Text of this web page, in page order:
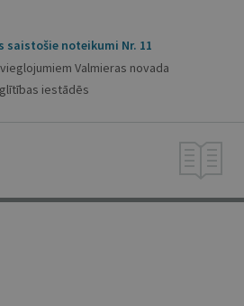
saistošie noteikumi Nr. 11
Valmieras novada
iestādēs